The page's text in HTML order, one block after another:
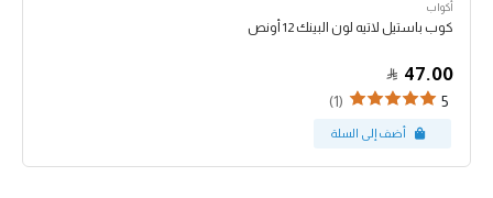
أكواب
كوب باستيل لاتيه لون البينك 12 أونص
47.00
5
(1)